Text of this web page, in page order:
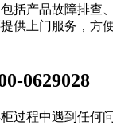
括产品故障排查
供上门服务，方
0629028
过程中遇到任何